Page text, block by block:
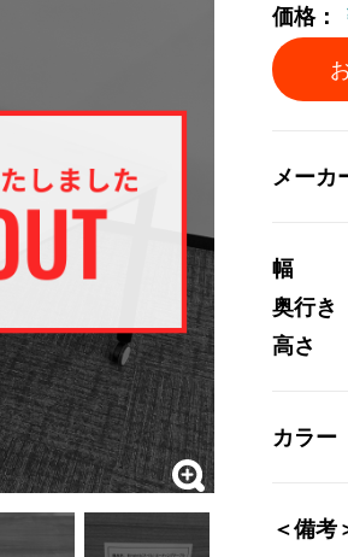
価格：
メーカ
幅
奥行き
高さ
カラー
＜備考